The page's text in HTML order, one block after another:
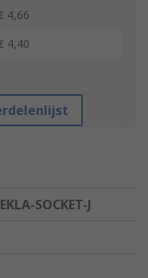
4,66
4,40
SOCKET-J